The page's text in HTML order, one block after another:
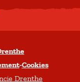
-Cookies
Drenthe